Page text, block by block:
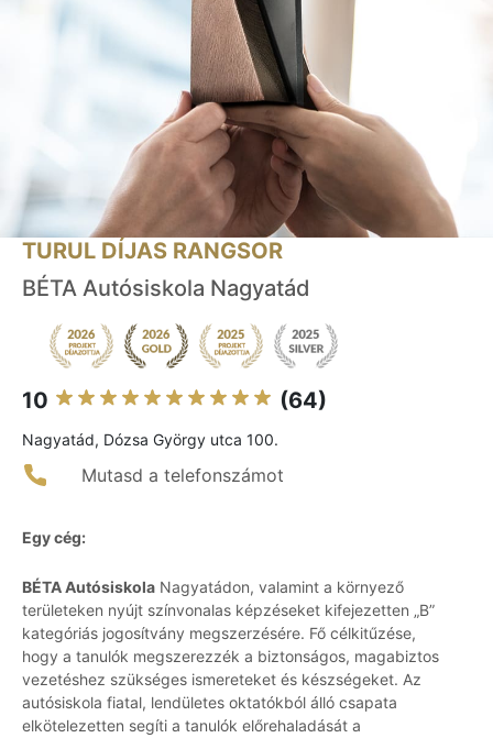
TURUL DÍJAS RANGSOR
BÉTA Autósiskola Nagyatád
10 (64)
Nagyatád, Dózsa György utca 100.
Mutasd a telefonszámot
Egy cég:
BÉTA Autósiskola Nagyatádon, valamint a környező
területeken nyújt színvonalas képzéseket kifejezetten „B”
kategóriás jogosítvány megszerzésére. Fő célkitűzése,
hogy a tanulók megszerezzék a biztonságos, magabiztos
vezetéshez szükséges ismereteket és készségeket. Az
autósiskola fiatal, lendületes oktatókból álló csapata
elkötelezetten segíti a tanulók előrehaladását a